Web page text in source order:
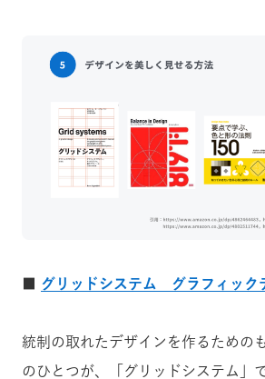
グリッドシステム グラフィック
統制の取れたデザインを作るための
のひとつが、「グリッドシステム」